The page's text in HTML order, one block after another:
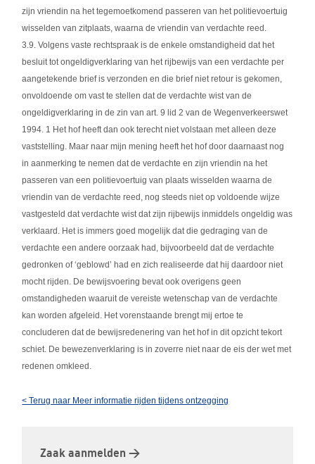
zijn vriendin na het tegemoetkomend passeren van het politievoertuig
wisselden van zitplaats, waarna de vriendin van verdachte reed.
3.9. Volgens vaste rechtspraak is de enkele omstandigheid dat het
besluit tot ongeldigverklaring van het rijbewijs van een verdachte per
aangetekende brief is verzonden en die brief niet retour is gekomen,
onvoldoende om vast te stellen dat de verdachte wist van de
ongeldigverklaring in de zin van art. 9 lid 2 van de Wegenverkeerswet
1994. 1 Het hof heeft dan ook terecht niet volstaan met alleen deze
vaststelling. Maar naar mijn mening heeft het hof door daarnaast nog
in aanmerking te nemen dat de verdachte en zijn vriendin na het
passeren van een politievoertuig van plaats wisselden waarna de
vriendin van de verdachte reed, nog steeds niet op voldoende wijze
vastgesteld dat verdachte wist dat zijn rijbewijs inmiddels ongeldig was
verklaard. Het is immers goed mogelijk dat die gedraging van de
verdachte een andere oorzaak had, bijvoorbeeld dat de verdachte
gedronken of ‘geblowd’ had en zich realiseerde dat hij daardoor niet
mocht rijden. De bewijsvoering bevat ook overigens geen
omstandigheden waaruit de vereiste wetenschap van de verdachte
kan worden afgeleid. Het vorenstaande brengt mij ertoe te
concluderen dat de bewijsredenering van het hof in dit opzicht tekort
schiet. De bewezenverklaring is in zoverre niet naar de eis der wet met
redenen omkleed.
< Terug naar Meer informatie rijden tijdens ontzegging
Zaak aanmelden >